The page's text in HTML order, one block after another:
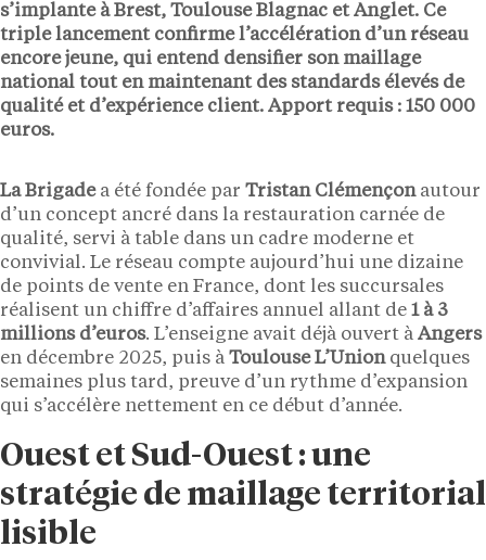
s’implante àBrest, Toulouse Blagnac etAnglet. Ce
triple lancement confirme l’accélération d’un réseau
encore jeune, qui entend densifier son maillage
national tout en maintenant des standards élevés de
qualité et d’expérience client. Apport requis : 150 000
euros.
La Brigadea été fondée par Tristan Clémençonautour
d’un concept ancré dans la restauration carnée de
qualité, servi à table dans un cadre moderne et
convivial. Le réseau compte aujourd’hui une dizaine
de points de vente en France, dont les succursales
réalisent un chiffre d’affaires annuel allant de 1 à 3
millions d’euros. L’enseigne avait déjà ouvert à Angers
en décembre 2025, puis à Toulouse L’Unionquelques
semaines plus tard, preuve d’un rythme d’expansion
qui s’accélère nettement en ce début d’année.
Ouest et Sud-Ouest : une
stratégie de maillage territorial
lisible